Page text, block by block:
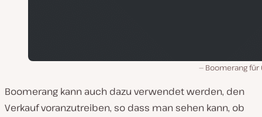
Boomerang für
Boomerang kann auch dazu verwendet werden, den
Verkauf voranzutreiben, so dass man sehen kann, ob